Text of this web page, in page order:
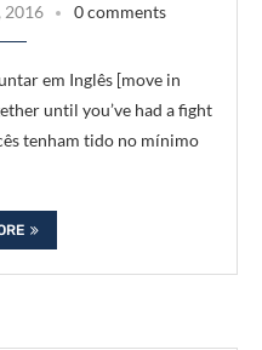
2016 0 comments
em Inglês [move in
until you’ve had a fight
tenham tido no mínimo